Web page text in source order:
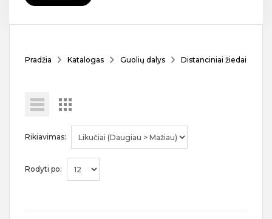
Pradžia Katalogas Guolių dalys Distanciniai žiedai
Rikiavimas:
Rodyti po: